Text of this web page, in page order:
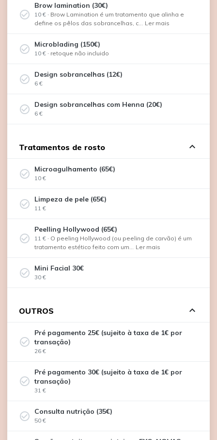
check_circle_outline
Brow lamination (30€)
10 € · Brow Lamination é um tratamento que alinha e
define os pêlos das sobrancelhas, c... Ler mais
check_circle_outline Microblading (150€)
10 € · retoque não incluido
check_circle_outline Design sobrancelhas (12€)
6 €
check_circle_outline Design sobrancelhas com Henna (20€)
6 €
Tratamentos de rosto expand_less
check_circle_outline Microagulhamento (65€)
10 €
check_circle_outline Limpeza de pele (65€)
11 €
check_circle_outline
Peelling Hollywood (65€)
11 € · O peeling Hollywood (ou peeling de carvão) é um
tratamento estético feito com um... Ler mais
check_circle_outline Mini Facial 30€
30 €
OUTROS expand_less
check_circle_outline
Pré pagamento 25€ (sujeito à taxa de 1€ por
transação)
26 €
check_circle_outline
Pré pagamento 30€ (sujeito à taxa de 1€ por
transação)
31 €
check_circle_outline Consulta nutrição (35€)
50 €